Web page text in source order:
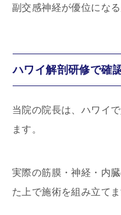
副交感神経が優位にな
ハワイ解剖研修で確
当院の院長は、ハワイ
ます。
実際の筋膜・神経・内
た上で施術を組み立てま